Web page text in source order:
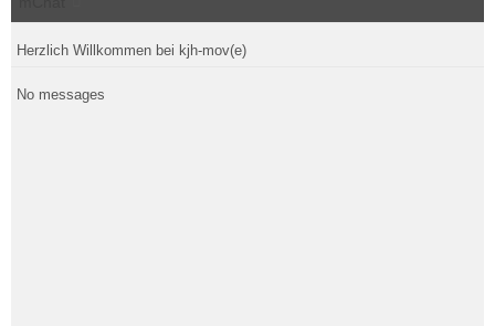
Herzlich Willkommen bei kjh-mov(e)
No messages